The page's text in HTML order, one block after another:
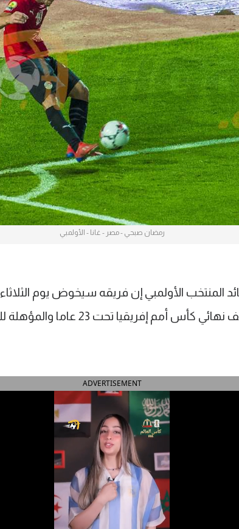
الدوري السعودي للمحترفين
دوري أبطال أوروبا
دوري أبطال إفريقيا
كل البطولات
دوري أبطال
القسم
رياضات
رمضان صبحي - مصر - غانا - الأولمبي
المنتخب الأولمبي إن فريقه سيخوض يوم
عامين من أجلها، نصف نهائي كأس أمم
ADVERTISEMENT